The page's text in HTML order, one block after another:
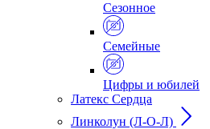
Сезонное
Семейные
Цифры и юбилей
Латекс Сердца
Линколун (Л-О-Л)